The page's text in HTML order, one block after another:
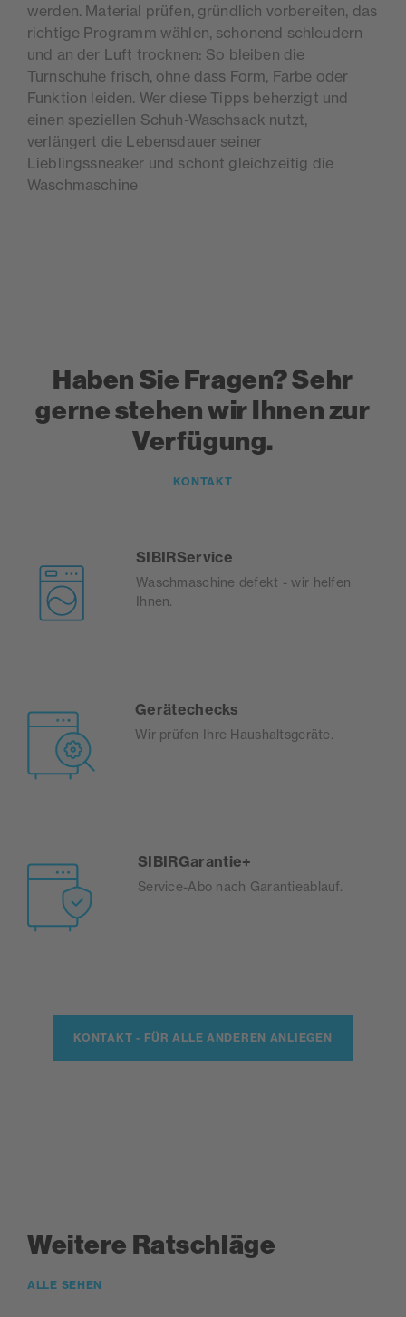
werden. Material prüfen, gründlich vorbereiten, das
richtige Programm wählen, schonend schleudern
und an der Luft trocknen: So bleiben die
Turnschuhe frisch, ohne dass Form, Farbe oder
Funktion leiden. Wer diese Tipps beherzigt und
einen speziellen Schuh-Waschsack nutzt,
verlängert die Lebensdauer seiner
Lieblingssneaker und schont gleichzeitig die
Waschmaschine
Haben Sie Fragen? Sehr
gerne stehen wir Ihnen zur
Verfügung.
KONTAKT
SIBIRService
Waschmaschine defekt - wir helfen
Ihnen.
Gerätechecks
Wir prüfen Ihre Haushaltsgeräte.
SIBIRGarantie+
Service-Abo nach Garantieablauf.
KONTAKT - FÜR ALLE ANDEREN ANLIEGEN
Weitere Ratschläge
ALLE SEHEN